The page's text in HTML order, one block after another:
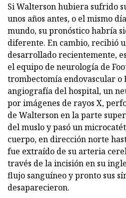
Si Walterson hubiera sufrido
unos años antes, o el mismo
mundo, su pronóstico habría
diferente. En cambio, recibió
desarrollado recientemente,
el equipo de neurología de
trombectomía endovascular o
angiografía del hospital, un
por imágenes de rayos X,
de Walterson en la parte
del muslo y pasó un
cuerpo, en dirección norte
fue extraído de su arteria
través de la incisión en su
flujo sanguíneo y pronto sus
desaparecieron.